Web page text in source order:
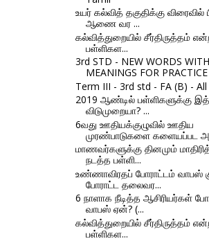
உயர் கல்வித் தகுதிக்கு விரைவில்
ஆணை வர ...
கல்வித்துறையில் சீர்திருத்தம்
பள்ளிகள...
3rd STD - NEW WORDS
MEANINGS FOR PRACTICE
Term III - 3rd std - FA (B) -
2019 ஆண்டில் பள்ளிகளுக்கு
விடுமுறையா? ...
6வது ஊதியக்குழுவில் ஊதிய
முரண்பாடுகளை களையப்பட
மாணவர்களுக்கு தினமும்
நடத்த பள்ளி...
உண்ணாவிரதப் போராட்டம் வாபஸ்
போராட்ட தலைவர...
6 நாளாக நீடித்த ஆசிரியர்கள்
வாபஸ் ஏன்? (...
கல்வித்துறையில் சீர்திருத்தம்
பள்ளிகள...